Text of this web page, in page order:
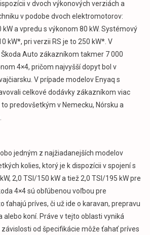
v dvoch výkonových verziách a
v podobe dvoch elektromotorov:
a vpredu s výkonom 80 kW. Systémový
kW*, pri verzii RS je to 250 kW*. V
Auto zákazníkom takmer 7 000
4×4, pričom najvyšší dopyt bol v
V prípade modelov Enyaq s
celkové dodávky zákazníkom viac
predovšetkým v Nemecku, Nórsku a
jedným z najžiadanejších modelov
kolies, ktorý je k dispozícii v spojení s
2,0 TSI/150 kW a tiež 2,0 TSI/195 kW pre
4×4 sú obľúbenou voľbou pre
ťahajú príves, či už ide o karavan, prepravu
alebo koní. Práve v tejto oblasti vyniká
od špecifikácie môže ťahať príves